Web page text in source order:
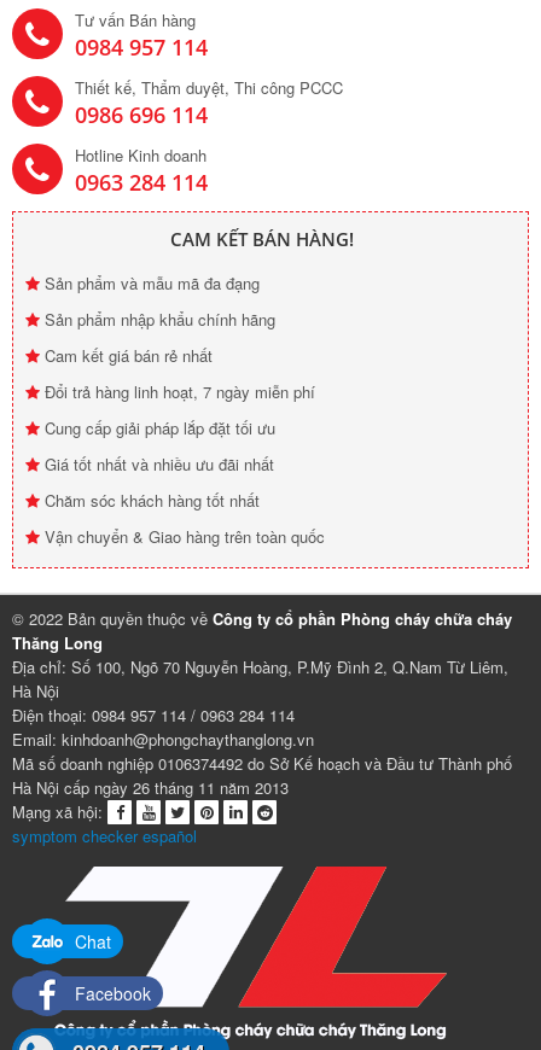
Tư vấn Bán hàng
0984 957 114
Thiết kế, Thẩm duyệt, Thi công PCCC
0986 696 114
Hotline Kinh doanh
0963 284 114
CAM KẾT BÁN HÀNG!
Sản phẩm và mẫu mã đa đạng
Sản phẩm nhập khẩu chính hãng
Cam kết giá bán rẻ nhất
Đổi trả hàng linh hoạt, 7 ngày miễn phí
Cung cấp giải pháp lắp đặt tối ưu
Giá tốt nhất và nhiều ưu đãi nhất
Chăm sóc khách hàng tốt nhất
Vận chuyển & Giao hàng trên toàn quốc
© 2022 Bản quyền thuộc về Công ty cổ phần Phòng cháy chữa cháy
Thăng Long
Địa chỉ: Số 100, Ngõ 70 Nguyễn Hoàng, P.Mỹ Đình 2, Q.Nam Từ Liêm,
Hà Nội
Điện thoại: 0984 957 114 / 0963 284 114
Email: kinhdoanh@phongchaythanglong.vn
Mã số doanh nghiệp 0106374492 do Sở Kế hoạch và Đầu tư Thành phố
Hà Nội cấp ngày 26 tháng 11 năm 2013
Mạng xã hội:
symptom checker español
Chat
Facebook